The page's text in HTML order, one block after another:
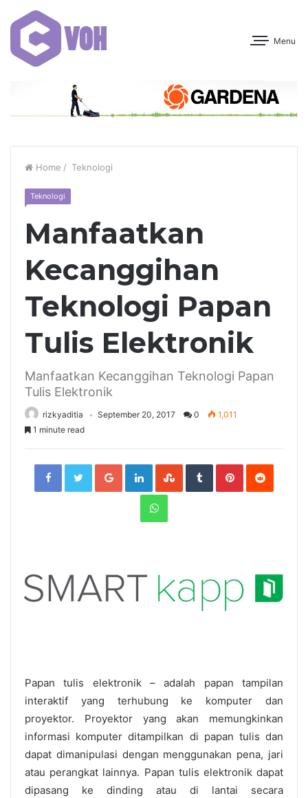
Menu
Home / Teknologi
Teknologi
Manfaatkan
Kecanggihan
Teknologi Papan
Tulis Elektronik
Manfaatkan Kecanggihan Teknologi Papan
Tulis Elektronik
rizkyaditia September 20, 2017 0
1,011
1 minute read
FacebookTwitterGoogle+LinkedInStumbleUpon
TumblrPinterestReddit
WhatsApp
Papan tulis elektronik– adalah papan tampilan
interaktif yang terhubung ke komputer dan
proyektor. Proyektor yang akan memungkinkan
informasi komputer ditampilkan di papan tulis dan
dapat dimanipulasi dengan menggunakan pena, jari
atau perangkat lainnya. Papan tulis elektronik dapat
dipasang ke dinding atau di lantai secara